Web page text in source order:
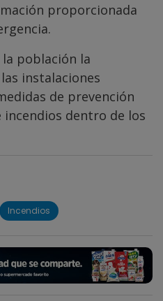
proporcionada
población la
instalaciones
de prevención
dentro de los
Incendios